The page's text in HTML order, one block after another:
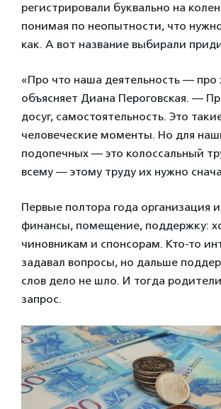
регистрировали буквально на
понимая по неопытности, что
как. А вот название выбирали
«Про что наша деятельность —
объясняет Диана Пероговская. —
досуг, самостоятельность. Это
человеческие моменты. Но для
подопечных — это колоссальный
всему — этому труду их нужно
Первые полтора года организация
финансы, помещение, поддержку:
чиновникам и спонсорам. Кто-то
задавал вопросы, но дальше
слов дело не шло. И тогда
запрос.